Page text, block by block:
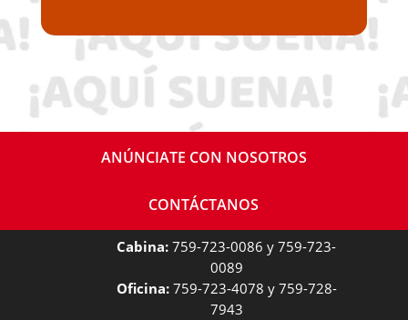
ANÚNCIATE CON NOSOTROS
CONTÁCTANOS
Cabina: 759-723-0086 y 759-723-
0089
Oficina:759-723-4078 y 759-728-
7943